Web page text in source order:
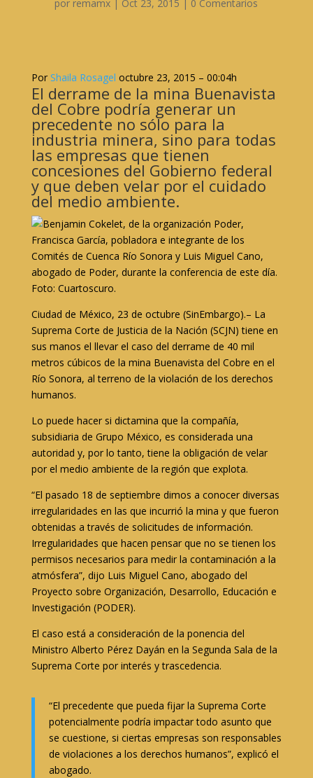
por remamx | Oct 23, 2015 | 0 Comentarios
Por Shaila Rosagel octubre 23, 2015 – 00:04h
El derrame de la mina Buenavista
del Cobre podría generar un
precedente no sólo para la
industria minera, sino para todas
las empresas que tienen
concesiones del Gobierno federal
y que deben velar por el cuidado
del medio ambiente.
Ciudad de México, 23 de octubre (SinEmbargo).– La
Suprema Corte de Justicia de la Nación (SCJN) tiene en
sus manos el llevar el caso del derrame de 40 mil
metros cúbicos de la mina Buenavista del Cobre en el
Río Sonora, al terreno de la violación de los derechos
humanos.
Lo puede hacer si dictamina que la compañía,
subsidiaria de Grupo México, es considerada una
autoridad y, por lo tanto, tiene la obligación de velar
por el medio ambiente de la región que explota.
“El pasado 18 de septiembre dimos a conocer diversas
irregularidades en las que incurrió la mina y que fueron
obtenidas a través de solicitudes de información.
Irregularidades que hacen pensar que no se tienen los
permisos necesarios para medir la contaminación a la
atmósfera”, dijo Luis Miguel Cano, abogado del
Proyecto sobre Organización, Desarrollo, Educación e
Investigación (PODER).
El caso está a consideración de la ponencia del
Ministro Alberto Pérez Dayán en la Segunda Sala de la
Suprema Corte por interés y trascedencia.
“El precedente que pueda fijar la Suprema Corte
potencialmente podría impactar todo asunto que
se cuestione, si ciertas empresas son responsables
de violaciones a los derechos humanos”, explicó el
abogado.